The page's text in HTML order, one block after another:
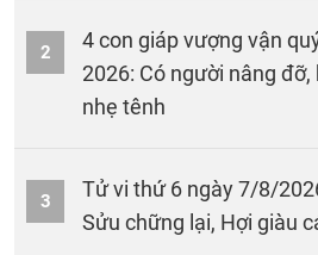
2
4 con giáp vượng vận
2026: Có người nâng
nhẹ tênh
3
Tử vi thứ 6 ngày 7/8/
Sửu chững lại, Hợi giàu